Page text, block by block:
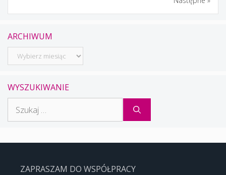
ARCHIWUM
Archiwum
WYSZUKIWANIE
ZAPRASZAM DO WSPÓŁPRACY